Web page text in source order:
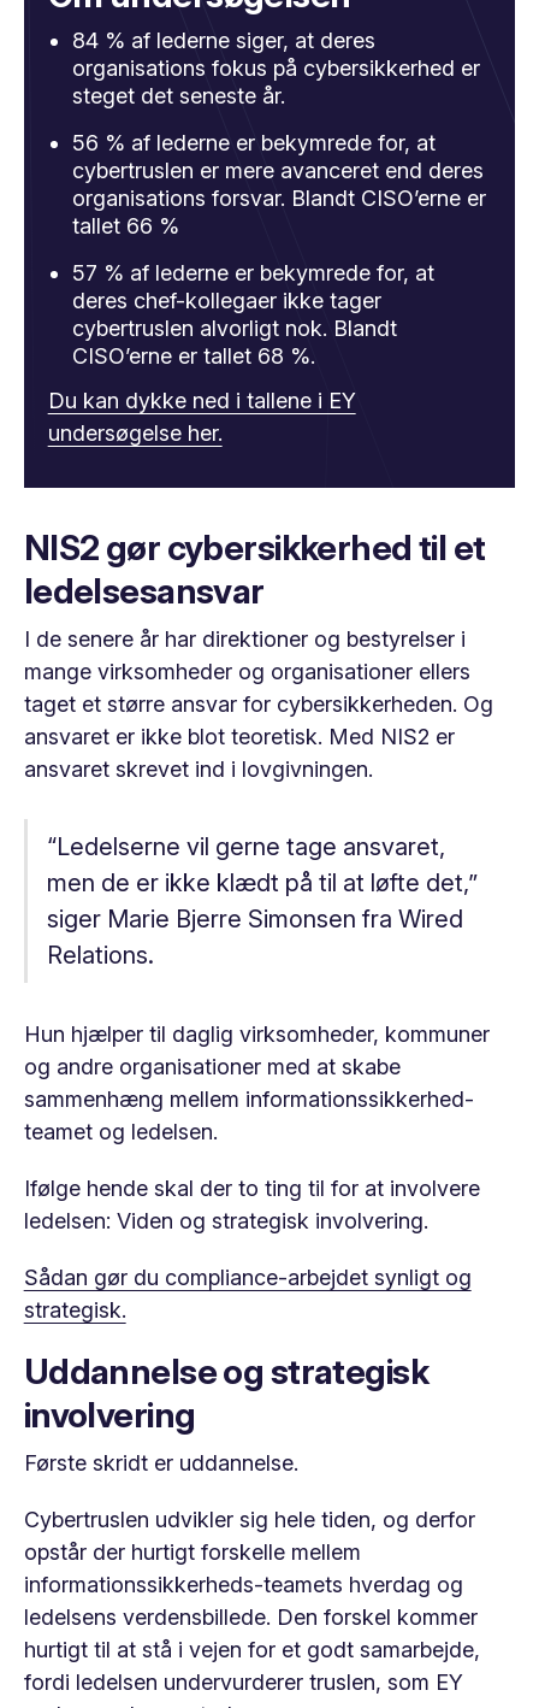
84 % af lederne siger, at deres
organisations fokus på cybersikkerhed er
steget det seneste år.
56 % af lederne er bekymrede for, at
cybertruslen er mere avanceret end deres
organisations forsvar. Blandt CISO’erne er
tallet 66 %
57 % af lederne er bekymrede for, at
deres chef-kollegaer ikke tager
cybertruslen alvorligt nok. Blandt
CISO’erne er tallet 68 %.
Du kan dykke ned i tallene i EY
undersøgelse her.
NIS2 gør cybersikkerhed til et
ledelsesansvar
I de senere år har direktioner og bestyrelser i
mange virksomheder og organisationer ellers
taget et større ansvar for cybersikkerheden. Og
ansvaret er ikke blot teoretisk. Med NIS2 er
ansvaret skrevet ind i lovgivningen.
“Ledelserne vil gerne tage ansvaret,
men de er ikke klædt på til at løfte det,”
siger Marie Bjerre Simonsen fra Wired
Relations.
Hun hjælper til daglig virksomheder, kommuner
og andre organisationer med at skabe
sammenhæng mellem informationssikkerhed-
teamet og ledelsen.
Ifølge hende skal der to ting til for at involvere
ledelsen: Viden og strategisk involvering.
Sådan gør du compliance-arbejdet synligt og
strategisk.
Uddannelse og strategisk
involvering
Første skridt er uddannelse.
Cybertruslen udvikler sig hele tiden, og derfor
opstår der hurtigt forskelle mellem
informationssikkerheds-teamets hverdag og
ledelsens verdensbillede. Den forskel kommer
hurtigt til at stå i vejen for et godt samarbejde,
fordi ledelsen undervurderer truslen, som EY